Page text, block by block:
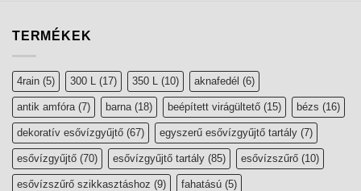
TERMÉKEK
4rain (5) 300 L (17) 350 L (10) aknafedél (6)
antik amfóra (7) barna (18) beépített virágültető (15) bézs (16)
dekoratív esővízgyűjtő (67) egyszerű esővízgyűjtő tartály (7)
esővízgyűjtő (70) esővízgyűjtő tartály (85) esővízszűrő (10)
esővízszűrő szikkasztáshoz (9) fahatású (5)